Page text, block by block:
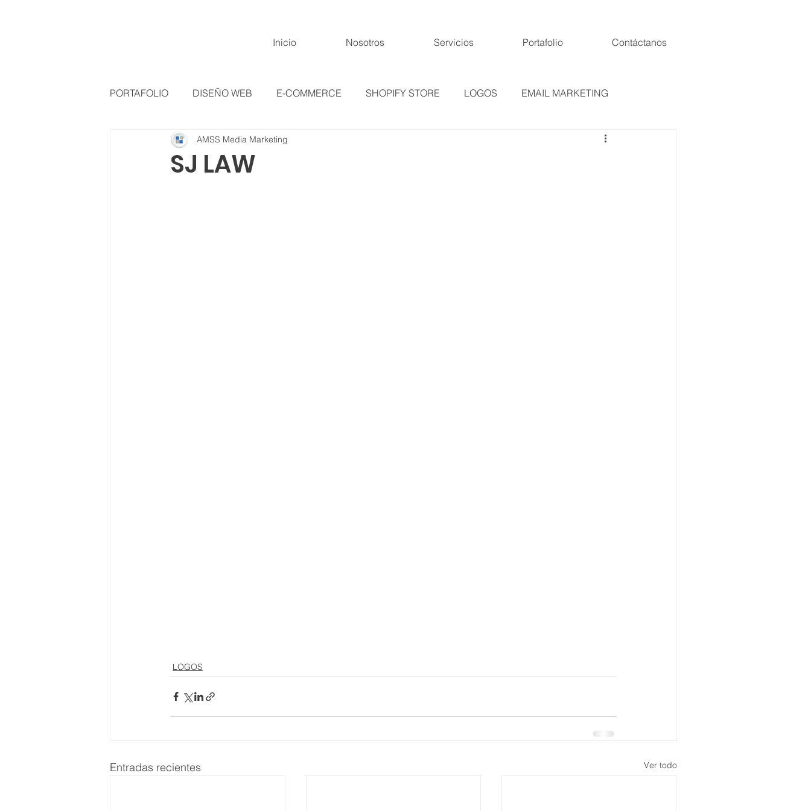
Inicio Nosotros Servicios Portafolio Contáctanos
PORTAFOLIO DISEÑO WEB E-COMMERCE SHOPIFY STORE LOGOS EMAIL MARKETING
DISEÑO GRÁFICO
SJ LAW
AMSS Media Marketing
LOGOS
Entradas recientes Ver todo